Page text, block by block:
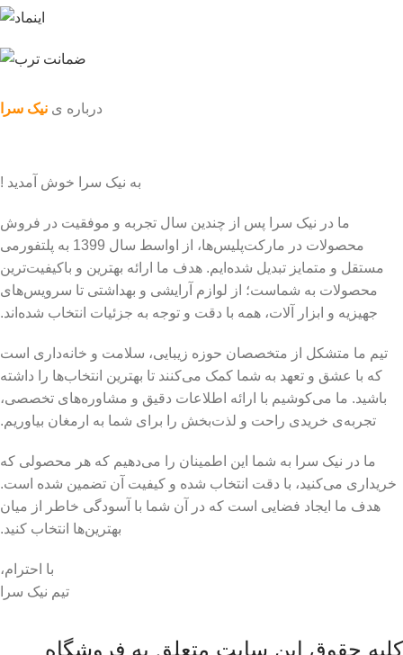
درباره ی نیک سرا
به نیک سرا خوش آمدید !
ما در نیک سرا پس از چندین سال تجربه و موفقیت در فروش
محصولات در مارکت‌پلیس‌ها، از اواسط سال 1399 به پلتفورمی
مستقل و متمایز تبدیل شده‌ایم. هدف ما ارائه بهترین و باکیفیت‌ترین
محصولات به شماست؛ از لوازم آرایشی و بهداشتی تا سرویس‌های
جهیزیه و ابزار آلات، همه با دقت و توجه به جزئیات انتخاب شده‌اند.
تیم ما متشکل از متخصصان حوزه زیبایی، سلامت و خانه‌داری است
که با عشق و تعهد به شما کمک می‌کنند تا بهترین انتخاب‌ها را داشته
باشید. ما می‌کوشیم با ارائه اطلاعات دقیق و مشاوره‌های تخصصی،
تجربه‌ی خریدی راحت و لذت‌بخش را برای شما به ارمغان بیاوریم.
ما در نیک سرا به شما این اطمینان را می‌دهیم که هر محصولی که
خریداری می‌کنید، با دقت انتخاب شده و کیفیت آن تضمین شده است.
هدف ما ایجاد فضایی است که در آن شما با آسودگی خاطر از میان
بهترین‌ها انتخاب کنید.
با احترام،
تیم نیک سرا
کلیه حقوق این سایت متعلق به فروشگاه